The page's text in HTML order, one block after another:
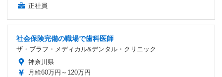
正社員
社会保険完備の職場で歯科医師
ザ・ブラフ・メディカル&デンタル・クリニック
神奈川県
月給60万円～120万円